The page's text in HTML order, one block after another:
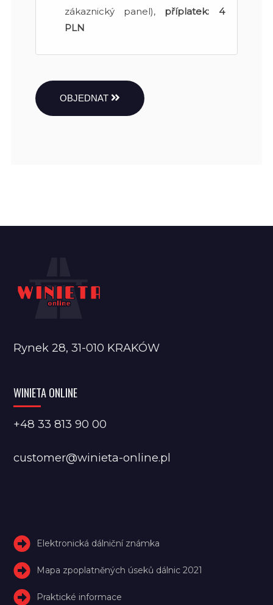
zákaznický panel), příplatek: 4
PLN
OBJEDNAT
Rynek 28, 31-010 KRAKÓW
WINIETA ONLINE
+48 33 813 90 00
customer@winieta-online.pl
Elektronická dálniční známka
Mapa zpoplatněných úseků dálnic 2021
Praktické informace